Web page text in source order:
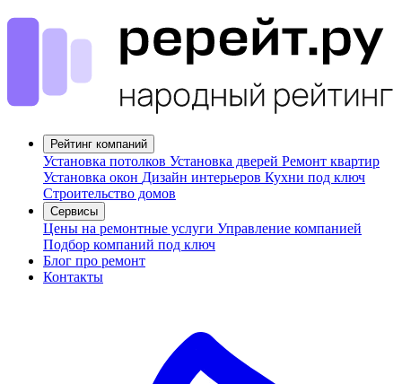
Рейтинг компаний
Установка потолков Установка дверей Ремонт квартир
Установка окон Дизайн интерьеров Кухни под ключ
Строительство домов
Сервисы
Цены на ремонтные услуги Управление компанией
Подбор компаний под ключ
Блог про ремонт
Контакты